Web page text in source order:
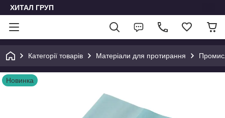
ХИТАЛ ГРУП
Категорії товарів Матеріали для протирання
Новинка